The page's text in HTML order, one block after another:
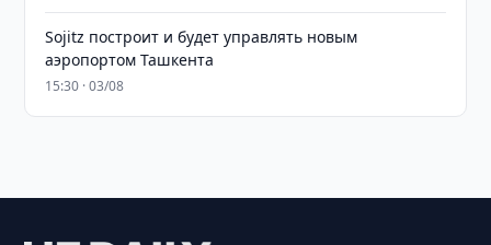
Sojitz построит и будет управлять новым
аэропортом Ташкента
15:30 · 03/08